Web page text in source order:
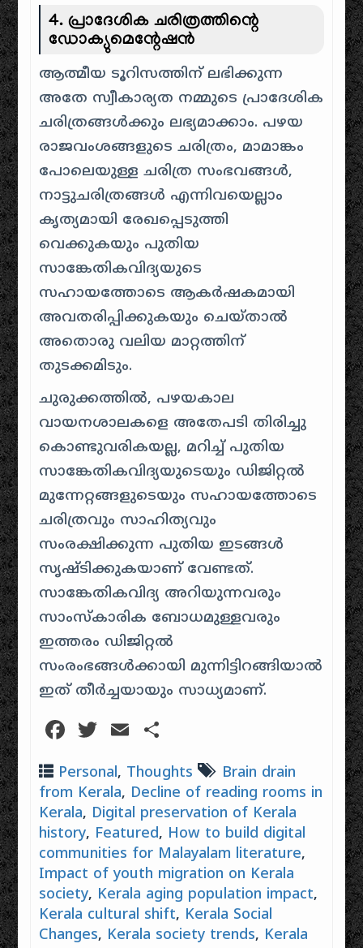
4. പ്രാദേശിക ചരിത്രത്തിന്റെ
ഡോക്യുമെന്റേഷൻ
ആത്മീയ ടൂറിസത്തിന് ലഭിക്കുന്ന
അതേ സ്വീകാര്യത നമ്മുടെ പ്രാദേശിക
ചരിത്രങ്ങൾക്കും ലഭ്യമാക്കാം. പഴയ
രാജവംശങ്ങളുടെ ചരിത്രം, മാമാങ്കം
പോലെയുള്ള ചരിത്ര സംഭവങ്ങൾ,
നാട്ടുചരിത്രങ്ങൾ എന്നിവയെല്ലാം
കൃത്യമായി രേഖപ്പെടുത്തി
വെക്കുകയും പുതിയ
സാങ്കേതികവിദ്യയുടെ
സഹായത്തോടെ ആകർഷകമായി
അവതരിപ്പിക്കുകയും ചെയ്താൽ
അതൊരു വലിയ മാറ്റത്തിന്
തുടക്കമിടും.
ചുരുക്കത്തിൽ, പഴയകാല
വായനശാലകളെ അതേപടി തിരിച്ചു
കൊണ്ടുവരികയല്ല, മറിച്ച് പുതിയ
സാങ്കേതികവിദ്യയുടെയും ഡിജിറ്റൽ
മുന്നേറ്റങ്ങളുടെയും സഹായത്തോടെ
ചരിത്രവും സാഹിത്യവും
സംരക്ഷിക്കുന്ന പുതിയ ഇടങ്ങൾ
സൃഷ്ടിക്കുകയാണ് വേണ്ടത്.
സാങ്കേതികവിദ്യ അറിയുന്നവരും
സാംസ്കാരിക ബോധമുള്ളവരും
ഇത്തരം ഡിജിറ്റൽ
സംരംഭങ്ങൾക്കായി മുന്നിട്ടിറങ്ങിയാൽ
ഇത് തീർച്ചയായും സാധ്യമാണ്.
Facebook
Twitter
Email
Personal, Thoughts
Brain drain
from Kerala, Decline of reading rooms in
Kerala, Digital preservation of Kerala
history, Featured, How to build digital
communities for Malayalam literature,
Impact of youth migration on Kerala
society, Kerala aging population impact,
Kerala cultural shift, Kerala Social
Changes, Kerala society trends, Kerala